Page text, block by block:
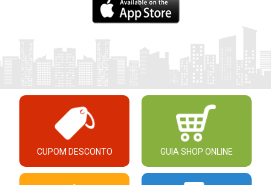
CUPOM DESCONTO GUIA SHOP ONLINE